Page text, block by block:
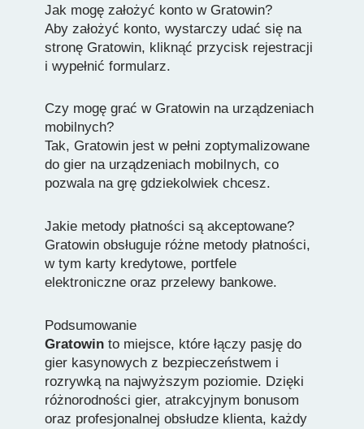
Jak mogę założyć konto w Gratowin?
Aby założyć konto, wystarczy udać się na
stronę Gratowin, kliknąć przycisk rejestracji
i wypełnić formularz.
Czy mogę grać w Gratowin na urządzeniach
mobilnych?
Tak, Gratowin jest w pełni zoptymalizowane
do gier na urządzeniach mobilnych, co
pozwala na grę gdziekolwiek chcesz.
Jakie metody płatności są akceptowane?
Gratowin obsługuje różne metody płatności,
w tym karty kredytowe, portfele
elektroniczne oraz przelewy bankowe.
Podsumowanie
Gratowin to miejsce, które łączy pasję do
gier kasynowych z bezpieczeństwem i
rozrywką na najwyższym poziomie. Dzięki
różnorodności gier, atrakcyjnym bonusom
oraz profesjonalnej obsłudze klienta, każdy